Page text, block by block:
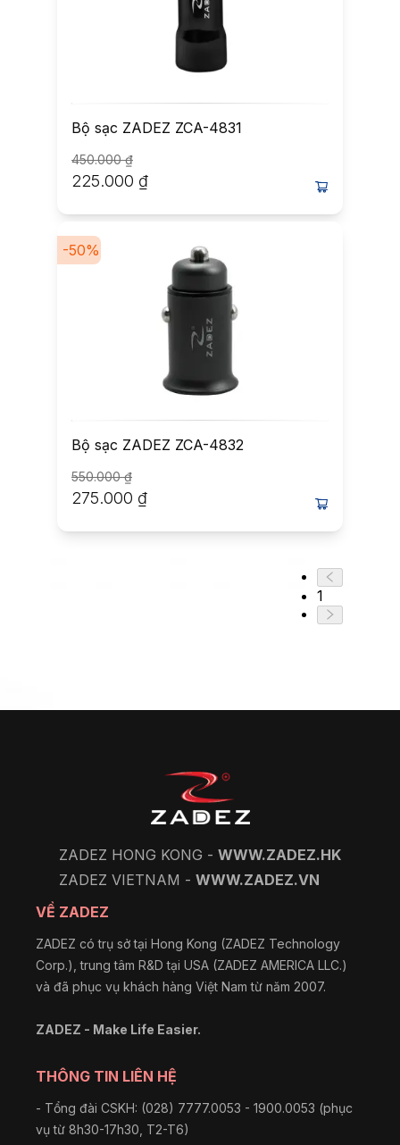
Bộ sạc ZADEZ ZCA-4831
450.000₫
225.000 ₫
-50%
Bộ sạc ZADEZ ZCA-4832
550.000₫
275.000 ₫
1
ZADEZ HONG KONG - WWW.ZADEZ.HK
ZADEZ VIETNAM - WWW.ZADEZ.VN
VỀ ZADEZ
ZADEZ có trụ sở tại Hong Kong (ZADEZ Technology
Corp.), trung tâm R&D tại USA (ZADEZ AMERICA LLC.)
và đã phục vụ khách hàng Việt Nam từ năm 2007.
ZADEZ - Make Life Easier.
THÔNG TIN LIÊN HỆ
- Tổng đài CSKH: (028) 7777.0053 - 1900.0053 (phục
vụ từ 8h30-17h30, T2-T6)